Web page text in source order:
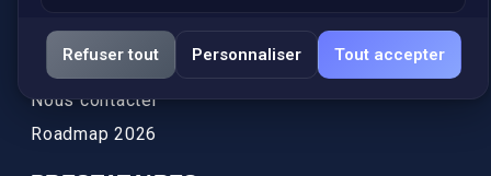
Refuser tout Personnaliser Tout accepter
Services
FAQ
Nous contacter
Roadmap 2026